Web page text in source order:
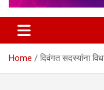
Home दिवंगत सदस्यांना